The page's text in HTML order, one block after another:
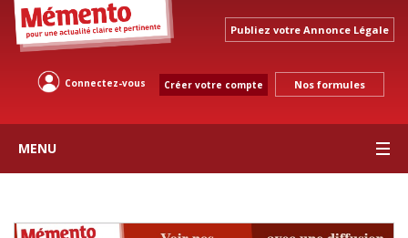
Publiez votre Annonce Légale
Connectez-vous Créer votre compte Nos formules
MENU